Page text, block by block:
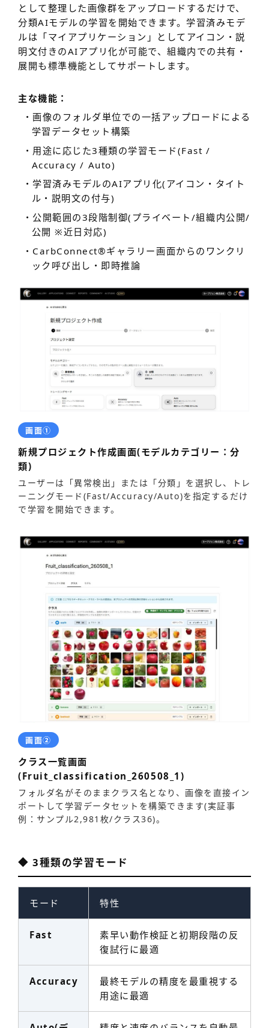
として整理した画像群をアップロードするだけで、
分類AIモデルの学習を開始できます。学習済みモデ
ルは「マイアプリケーション」としてアイコン・説
明文付きのAIアプリ化が可能で、組織内での共有・
展開も標準機能としてサポートします。
主な機能：
・画像のフォルダ単位での一括アップロードによる
学習データセット構築
・用途に応じた3種類の学習モード(Fast /
Accuracy / Auto)
・学習済みモデルのAIアプリ化(アイコン・タイト
ル・説明文の付与)
・公開範囲の3段階制御(プライベート/組織内公開/
公開 ※近日対応)
・CarbConnect®ギャラリー画面からのワンクリ
ック呼び出し・即時推論
画面①
新規プロジェクト作成画面(モデルカテゴリー：分
類)
ユーザーは「異常検出」または「分類」を選択し、トレ
ーニングモード(Fast/Accuracy/Auto)を指定するだけ
で学習を開始できます。
画面②
クラス一覧画面
(Fruit_classification_260508_1)
フォルダ名がそのままクラス名となり、画像を直接イン
ポートして学習データセットを構築できます(実証事
例：サンプル2,981枚/クラス36)。
◆ 3種類の学習モード
モード 特性
Fast
素早い動作検証と初期段階の反
復試行に最適
Accuracy
最終モデルの精度を最重視する
用途に最適